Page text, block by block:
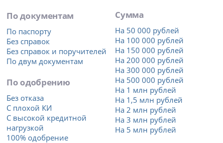
По документам
По паспорту
Без справок
Без справок и поручителей
По двум документам
По одобрению
Без отказа
С плохой КИ
С высокой кредитной
нагрузкой
100% одобрение
Сумма
На 50 000 рублей
На 100 000 рублей
На 150 000 рублей
На 200 000 рублей
На 300 000 рублей
На 500 000 рублей
На 1 млн рублей
На 1,5 млн рублей
На 2 млн рублей
На 3 млн рублей
На 5 млн рублей